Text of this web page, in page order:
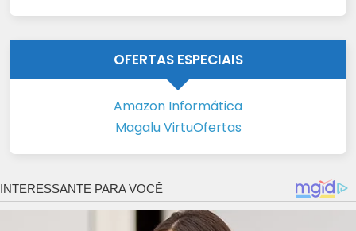
OFERTAS ESPECIAIS
Amazon Informática
Magalu VirtuOfertas